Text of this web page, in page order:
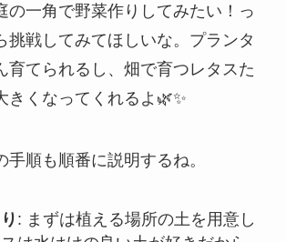
の一角で野菜作りしてみたい！っ
挑戦してみてほしいな。プランタ
育てられるし、畑で育つレタスた
きくなってくれるよ🌿✨
手順も順番に説明するね。
: まずは植える場所の土を用意し